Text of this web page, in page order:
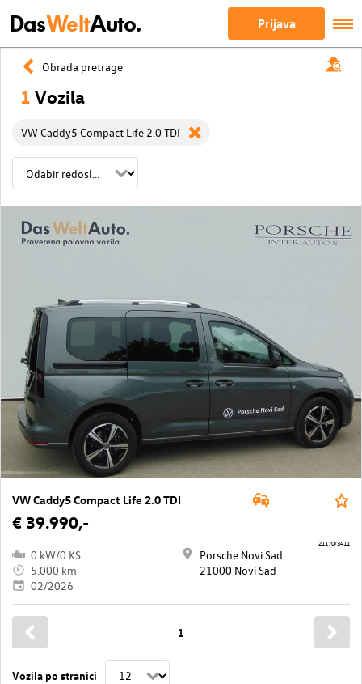
DasWeltAuto. Prijava
Obrada pretrage
1 Vozila
VW Caddy5 Compact Life 2.0 TDI
VW Caddy5 Compact Life 2.0 TDI
€ 39.990,-
0 kW/0 KS
5.000 km
02/2026
Porsche Novi Sad
21000 Novi Sad
21170/3411
Vozila po stranici
1